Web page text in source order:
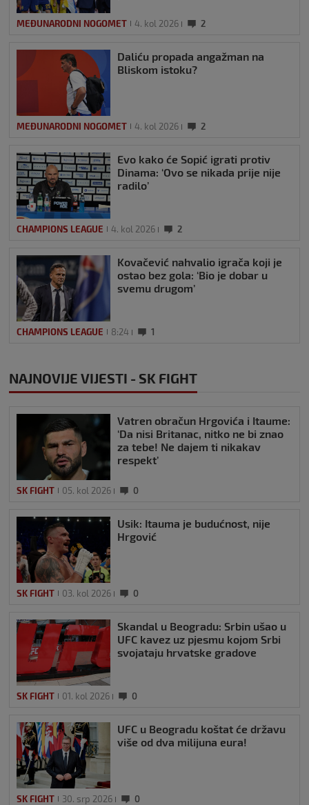
MEĐUNARODNI NOGOMET 4. kol 2026 2
Daliću propada angažman na
Bliskom istoku?
MEĐUNARODNI NOGOMET 4. kol 2026 2
Evo kako će Sopić igrati protiv
Dinama: ‘Ovo se nikada prije nije
radilo’
CHAMPIONS LEAGUE 4. kol 2026 2
Kovačević nahvalio igrača koji je
ostao bez gola: ‘Bio je dobar u
svemu drugom’
CHAMPIONS LEAGUE 8:24 1
NAJNOVIJE VIJESTI - SK FIGHT
Vatren obračun Hrgovića i Itaume:
‘Da nisi Britanac, nitko ne bi znao
za tebe! Ne dajem ti nikakav
respekt’
SK FIGHT 05. kol 2026 0
Usik: Itauma je budućnost, nije
Hrgović
SK FIGHT 03. kol 2026 0
Skandal u Beogradu: Srbin ušao u
UFC kavez uz pjesmu kojom Srbi
svojataju hrvatske gradove
SK FIGHT 01. kol 2026 0
UFC u Beogradu koštat će državu
više od dva milijuna eura!
SK FIGHT 30. srp 2026 0